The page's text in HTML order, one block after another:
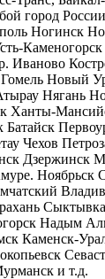
город
Ногинск
Иваново
Гомель Новый
Нягань
Ханты-
Батайск
Чехов
Дзержинск
Ноябрьск
Надым
Каменск-
и т.д.